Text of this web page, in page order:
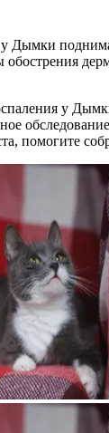
Дымки
обострения
у
помогите